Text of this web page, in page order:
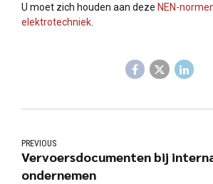
U moet zich houden aan deze NEN-
elektrotechniek
PREVIOUS
Vervoersdocumenten bij
ondernemen